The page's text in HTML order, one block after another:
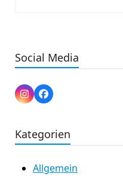
Social Media
Instagram
Facebook
Kategorien
Allgemein